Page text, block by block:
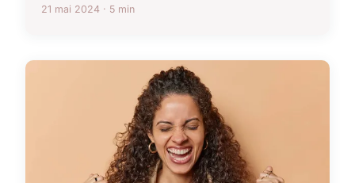
21 mai 2024 · 5 min